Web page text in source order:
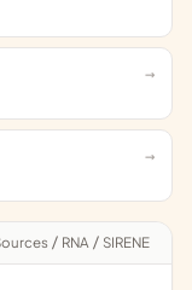
Sources / RNA / SIRENE